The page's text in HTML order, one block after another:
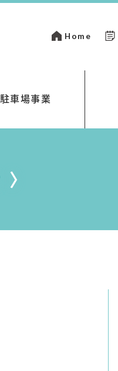
駐車場事業
Home